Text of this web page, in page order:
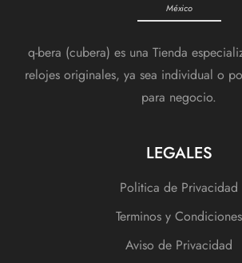
México
q-bera (cubera) es una Tienda
relojes originales, ya sea individual o
para negocio.
LEGALES
Politica de Privacidad
Terminos y Condiciones
Aviso de Privacidad